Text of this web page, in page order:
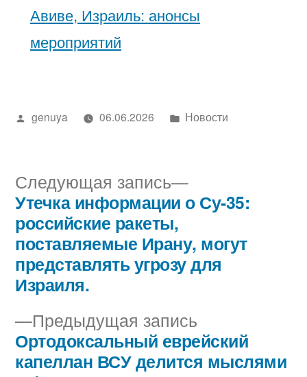
Авиве, Израиль: анонсы
мероприятий
Написано
genuya 06.06.2026
Написано
Новости
Навигация
по
записям
Предыдущая запись
запись:
Ортодоксальный еврейский
капеллан ВСУ делится мыслями
Следующая запись
Следующая
запись:
Утечка информации о Су-35:
российские ракеты,
поставляемые Ирану, могут
представлять угрозу для
Израиля.